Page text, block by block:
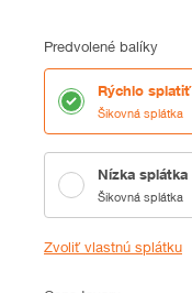
Predvolené balíky
Rýchlo splatiť
Šikovná splátka
Nízka splátka
Šikovná splátka
Zvoliť vlastnú splátku